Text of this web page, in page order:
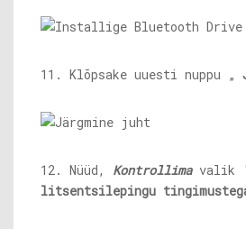
11. Klõpsake uuesti nuppu „
12. Nüüd, Kontrollima valik
litsentsilepingu